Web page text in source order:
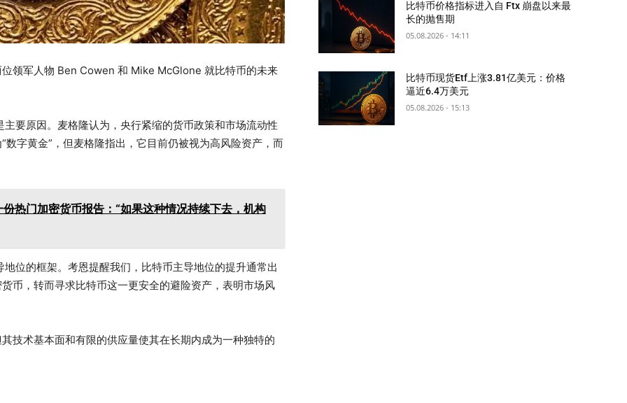
领军人物 Ben Cowen 和 Mike McGlone 就比特币的未来
要原因。麦格隆认为，央行紧缩的货币政策和市场流动性
字黄金”，但麦格隆指出，它目前仍被视为高风险资产，而
热门加密货币报告：“如果这种情况持续下去，机构
位的框架。考恩提醒我们，比特币主导地位的提升通常出
币，转而寻求比特币这一更安全的避险资产，表明市场风
技术基本面和有限的供应量使其在长期内成为一种独特的
比特币价格指标进入自 Ftx 崩盘以来最
长的抛售期
05.08.2026 - 14:11
比特币现货Etf上涨3.81亿美元：价格
逼近6.4万美元
05.08.2026 - 15:13